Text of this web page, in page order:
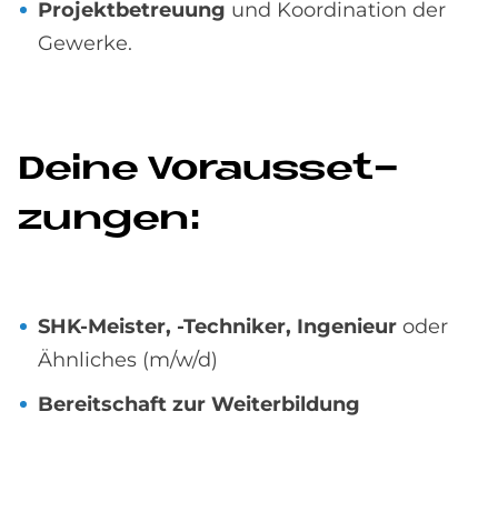
Projektbetreuung und Koordination der
Gewerke.
De­i­ne Vor­aus­set­
zun­gen:
SHK-Meister, -Techniker, Ingenieur oder
Ähnliches (m/w/d)
Bereitschaft zur Weiterbildung